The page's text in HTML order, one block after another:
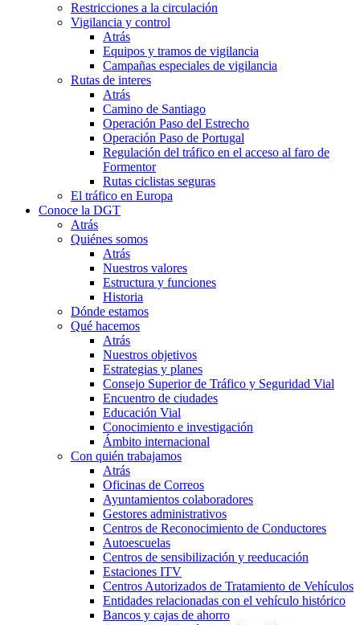
Restricciones a la circulación
Vigilancia y control
Atrás
Equipos y tramos de vigilancia
Campañas especiales de vigilancia
Rutas de interes
Atrás
Camino de Santiago
Operación Paso del Estrecho
Operación Paso de Portugal
Regulación del tráfico en el acceso al faro de
Formentor
Rutas ciclistas seguras
El tráfico en Europa
Conoce la DGT
Atrás
Quiénes somos
Atrás
Nuestros valores
Estructura y funciones
Historia
Dónde estamos
Qué hacemos
Atrás
Nuestros objetivos
Estrategias y planes
Consejo Superior de Tráfico y Seguridad Vial
Encuentro de ciudades
Educación Vial
Conocimiento e investigación
Ámbito internacional
Con quién trabajamos
Atrás
Oficinas de Correos
Ayuntamientos colaboradores
Gestores administrativos
Centros de Reconocimiento de Conductores
Autoescuelas
Centros de sensibilización y reeducación
Estaciones ITV
Centros Autorizados de Tratamiento de Vehículos
Entidades relacionadas con el vehículo histórico
Bancos y cajas de ahorro